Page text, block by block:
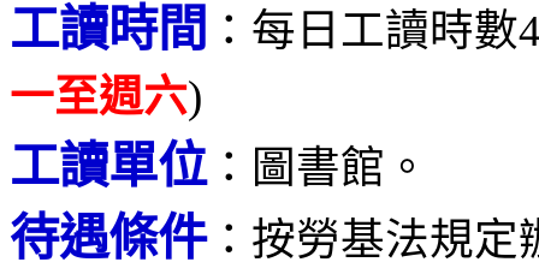
工讀時間 ：每日工讀時
一至週六)
工讀單位：圖書館。
待遇條件：按勞基法規定